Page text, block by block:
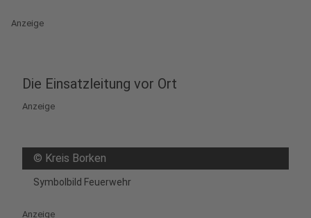
Anzeige
Die Einsatzleitung vor Ort
Anzeige
© Kreis Borken
Symbolbild Feuerwehr
Anzeige